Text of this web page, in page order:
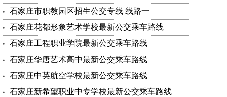
石家庄市职教园区招生公交专线 线路一
石家庄花都形象艺术学校最新公交乘车路线
石家庄工程职业学院最新公交乘车路线
石家庄华唐艺术高中最新公交乘车路线
石家庄中英航空学校最新公交乘车路线
石家庄新希望职业中专学校最新公交乘车路线